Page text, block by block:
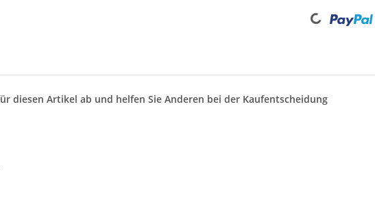
Loading...
diesen Artikel ab und helfen Sie Anderen bei der Kaufentscheidung